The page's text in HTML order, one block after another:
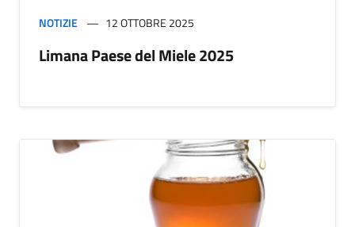
NOTIZIE 12 OTTOBRE 2025
Limana Paese del Miele 2025